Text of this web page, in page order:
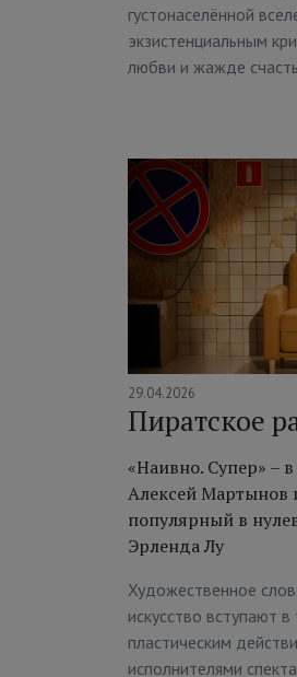
густонаселённой
экзистенциальным
любви и жажде
29.04.2026
Пиратское
«Наивно. Супер» –
Алексей Мартынов
популярный в
Эрленда Лу
Художественное
искусство вступают
пластическим
исполнителями